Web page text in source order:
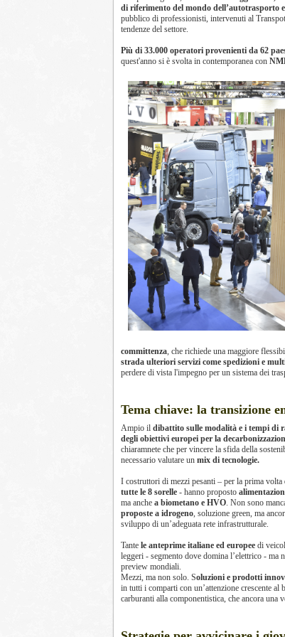
di riferimento del mondo dell’autotrasporto
pubblico di professionisti, intervenuti al
tendenze del settore.
Più di 33.000 operatori provenienti da 62
quest'anno si è svolta in contemporanea con
committenza, che richiede una maggiore
strada ulteriori servizi come spedizioni e
perdere di vista l'impegno per un sistema dei
Tema chiave: la transizione
Ampio il dibattito sulle modalità e i tempi di
degli obiettivi europei per la
chiaramnete che per vincere la sfida della
necessario valutare un mix di tecnologie.
I costruttori di mezzi pesanti – per la prima volta
tutte le 8 sorelle - hanno proposto
ma anche a biometano e HVO. Non sono
proposte a idrogeno, soluzione green, ma
sviluppo di un’adeguata rete infrastrutturale.
Tante le anteprime italiane ed europee di
leggeri - segmento dove domina l’elettrico - ma
preview mondiali.
Mezzi, ma non solo. Soluzioni e prodotti
in tutti i comparti con un’attenzione crescente
carburanti alla componentistica, che ancora una